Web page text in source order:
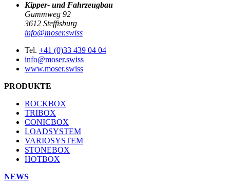
Kipper- und Fahrzeugbau
Gummweg 92
3612 Steffisburg
info@moser.swiss
Tel. +41 (0)33 439 04 04
info@moser.swiss
www.moser.swiss
PRODUKTE
ROCKBOX
TRIBOX
CONICBOX
LOADSYSTEM
VARIOSYSTEM
STONEBOX
HOTBOX
NEWS